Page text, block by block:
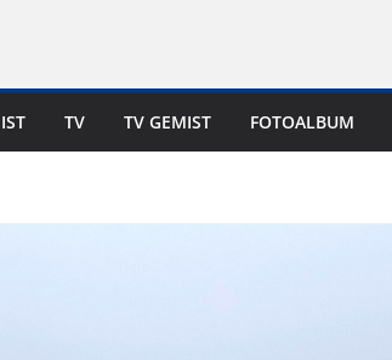
is altijd een
internationale
voor de deur
TV TV GEMIST FOTOALBUM